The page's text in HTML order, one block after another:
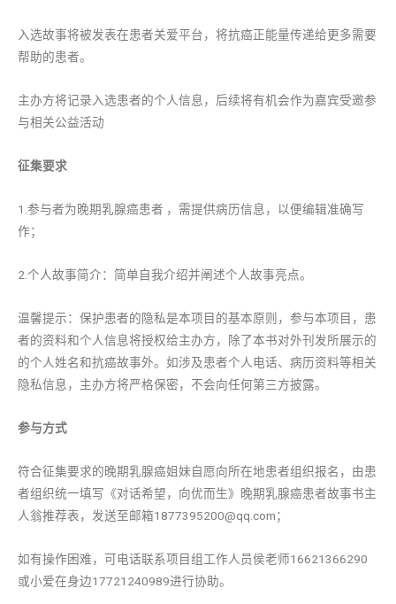
入选故事将被发表在患者关爱平台，将抗癌正能量传递给更多需要
帮助的患者。
主办方将记录入选患者的个人信息，后续将有机会作为嘉宾受邀参
与相关公益活动
征集要求
1.参与者为晚期乳腺癌患者 ，需提供病历信息，以便编辑准确写
作；
2.个人故事简介：简单自我介绍并阐述个人故事亮点。
温馨提示：保护患者的隐私是本项目的基本原则，参与本项目，患
者的资料和个人信息将授权给主办方，除了本书对外刊发所展示的
的个人姓名和抗癌故事外。如涉及患者个人电话、病历资料等相关
隐私信息，主办方将严格保密，不会向任何第三方披露。
参与方式
符合征集要求的晚期乳腺癌姐妹自愿向所在地患者组织报名，由患
者组织统一填写《对话希望，向优而生》晚期乳腺癌患者故事书主
人翁推荐表，发送至邮箱1877395200@qq.com；
如有操作困难，可电话联系项目组工作人员侯老师16621366290
或小爱在身边17721240989进行协助。